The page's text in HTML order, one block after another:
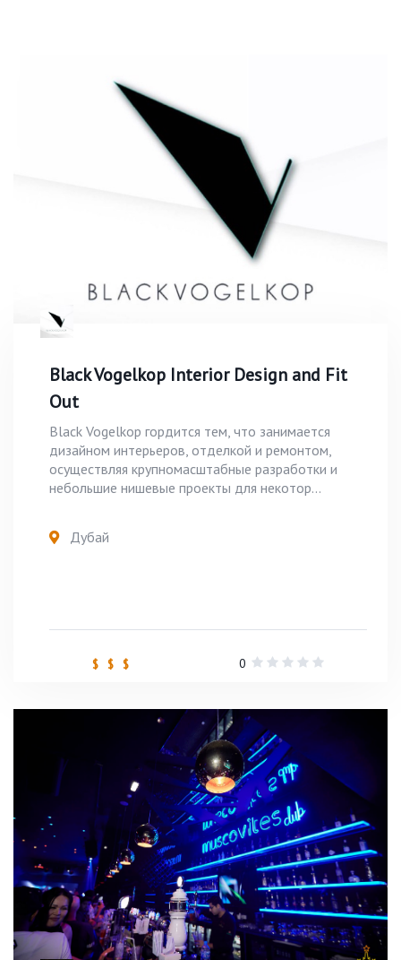
Black Vogelkop Interior Design and Fit
Out
Black Vogelkop гордится тем, что занимается
дизайном интерьеров, отделкой и ремонтом,
осуществляя крупномасштабные разработки и
небольшие нишевые проекты для некотор...
Дубай
$ $ $ 0